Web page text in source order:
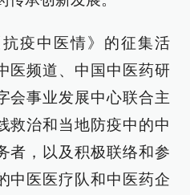
疫中医情》的征集活
医频道、中国中医药研
会事业发展中心联合主
救治和当地防疫中的中
者，以及积极联络和参
中医医疗队和中医药企